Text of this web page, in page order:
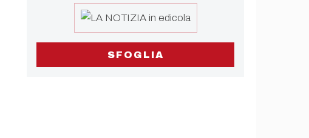
SFOGLIA